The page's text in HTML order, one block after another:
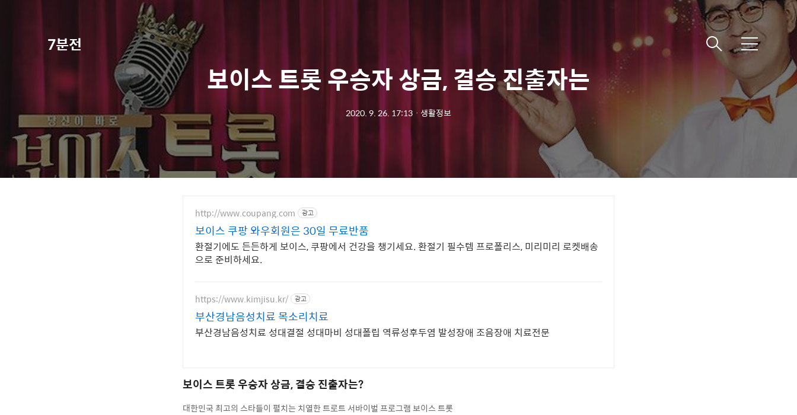
7분전 메
보이스 트롯 우승자 상금, 결승 진출자는
2020. 9. 26. 17:13 ㆍ 생활정보
http://www.coupang.com 광고
보이스 쿠팡 와우회원은 30일 무료반품
환절기에도 든든하게 보이스, 쿠팡에서 건강을 챙기세요. 환절기 필수템 프로폴리스, 미리미리 로켓배송
으로 준비하세요.
https://www.kimjisu.kr/ 광고
부산경남음성치료 목소리치료
부산경남음성치료 성대결절 성대마비 성대폴립 역류성후두염 발성장애 조음장애 치료전문
보이스 트롯 우승자 상금, 결승 진출자는?
대한민국 최고의 스타들이 펼치는 치열한 트로트 서바이벌 프로그램 보이스 트롯